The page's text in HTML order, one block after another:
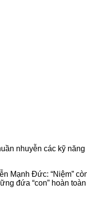
nhuyễn các kỹ
Mạnh Đức: “Niệm”
đứa “con” hoàn